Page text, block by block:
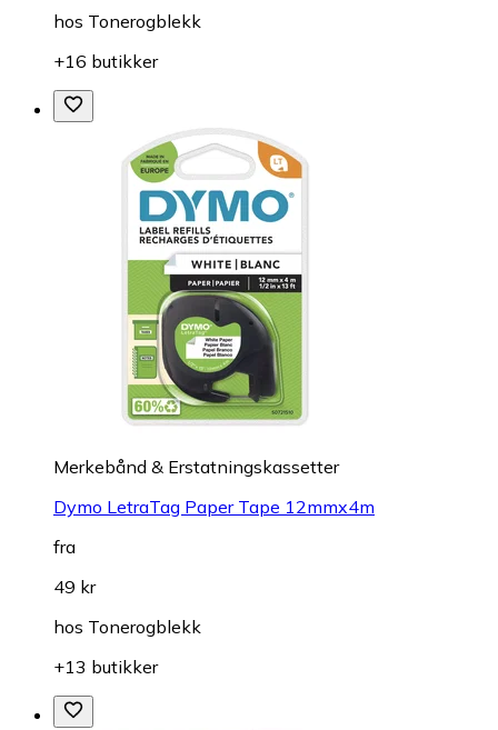
hos Tonerogblekk
+16 butikker
Merkebånd & Erstatningskassetter
Dymo LetraTag Paper Tape 12mmx4m
fra
49 kr
hos Tonerogblekk
+13 butikker